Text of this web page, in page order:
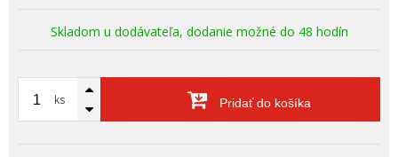
Skladom u dodávateľa, dodanie možné do 48 hodín
ks Pridať do košíka